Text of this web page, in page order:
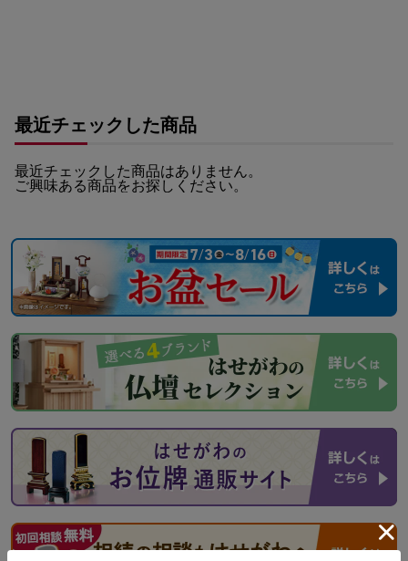
最近チェックした商品
最近チェックした商品はありません。
ご興味ある商品をお探しください。